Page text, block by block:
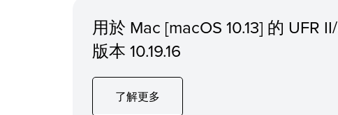
用於 Mac [macOS 10.13] 的 UFR
版本 10.19.16
了解更多